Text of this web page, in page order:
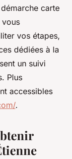
carte
vous
vos étapes,
dédiées à la
un suivi
Plus
accessibles
.